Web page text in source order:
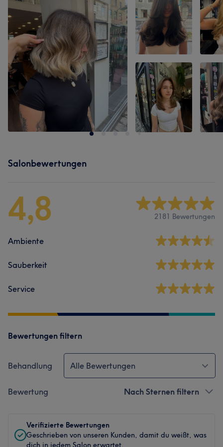
Salonbewertungen
4,8 2181 Bewertungen
Ambiente
Sauberkeit
Service
Bewertungen filtern
Behandlung Alle Bewertungen
Bewertung Nach Sternen filtern
Verifizierte Bewertungen
Geschrieben von unseren Kunden, damit du weißt, was
dich in jedem Salon erwartet.